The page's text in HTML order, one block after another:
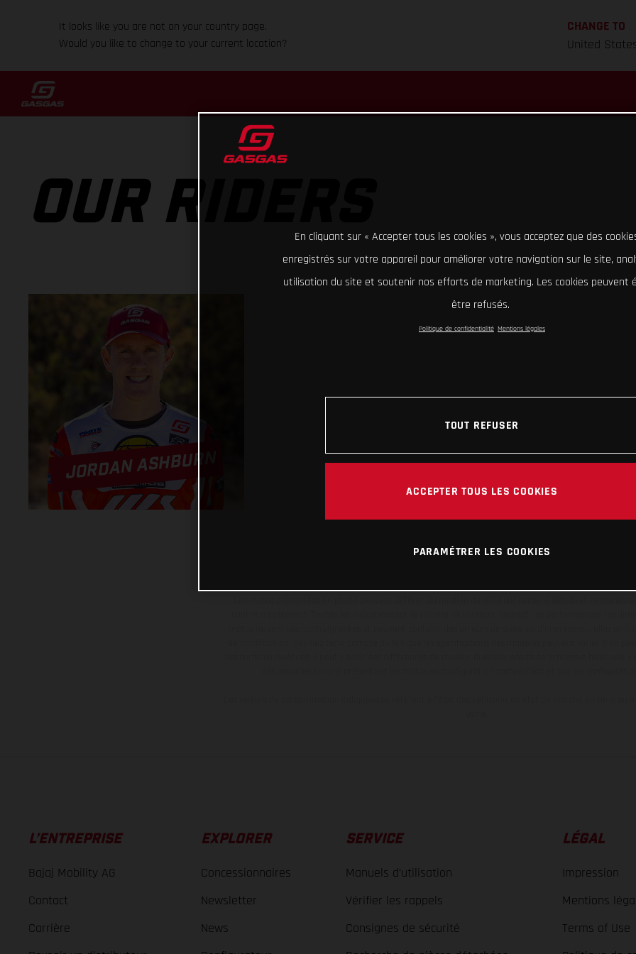
It looks like you are not on your country page.
Would you like to change to your current location?
CHANGE TO
United
OUR RIDERS
JORDAN ASHBURN
L’ENTREPRISE
Bajaj Mobility AG
Contact
Carrière
EXPLORER
Concessionnaires
Newsletter
News
SERVICE
Manuels d’utilisation
Vérifier les rappels
Consignes de sécurité
LÉGAL
Impression
Mentions
Terms of Use
En cliquant sur « Accepter tous les cookies », vous acceptez que des
enregistrés sur votre appareil pour améliorer votre navigation sur le site,
utilisation du site et soutenir nos efforts de marketing. Les cookies peuvent
être refusés.
Politique de confidentialité Mentions légales
TOUT REFUSER
ACCEPTER TOUS LES COOKIES
PARAMÉTRER LES COOKIES